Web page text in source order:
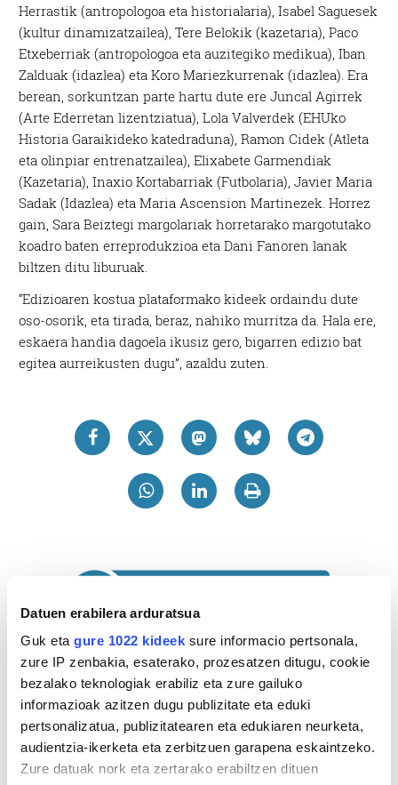
Datuen erabilera arduratsua
Guk eta gure 1022 kideek sure informacio pertsonala,
zure IP zenbakia, esaterako, prozesatzen ditugu, cookie
bezalako teknologiak erabiliz eta zure gailuko
informazioak azitzen dugu publizitate eta eduki
pertsonalizatua, publizitatearen eta edukiaren neurketa,
audientzia-ikerketa eta zerbitzuen garapena eskaintzeko.
Zure datuak nork eta zertarako erabiltzen dituen
Herrastik (antropologoa eta historialaria), Isabel Saguesek
(kultur dinamizatzailea), Tere Belokik (kazetaria), Paco
Etxeberriak (antropologoa eta auzitegiko medikua), Iban
Zalduak (idazlea) eta Koro Mariezkurrenak (idazlea). Era
berean, sorkuntzan parte hartu dute ere Juncal Agirrek
(Arte Ederretan lizentziatua), Lola Valverdek (EHUko
Historia Garaikideko katedraduna), Ramon Cidek (Atleta
eta olinpiar entrenatzailea), Elixabete Garmendiak
(Kazetaria), Inaxio Kortabarriak (Futbolaria), Javier Maria
Sadak (Idazlea) eta Maria Ascension Martinezek. Horrez
gain, Sara Beiztegi margolariak horretarako margotutako
koadro baten erreprodukzioa eta Dani Fanoren lanak
biltzen ditu liburuak.
“Edizioaren kostua plataformako kideek ordaindu dute
oso-osorik, eta tirada, beraz, nahiko murritza da. Hala ere,
eskaera handia dagoela ikusiz gero, bigarren edizio bat
egitea aurreikusten dugu”, azaldu zuten.